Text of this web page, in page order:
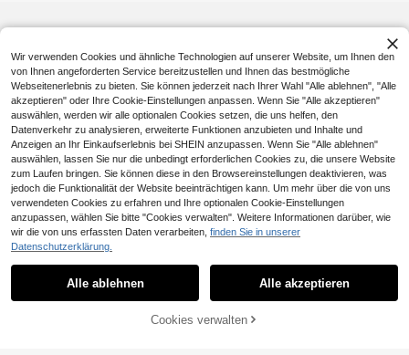
JETZT EINKAUFEN
Wir verwenden Cookies und ähnliche Technologien auf unserer Website, um Ihnen den
von Ihnen angeforderten Service bereitzustellen und Ihnen das bestmögliche
Webseitenerlebnis zu bieten. Sie können jederzeit nach Ihrer Wahl "Alle ablehnen", "Alle
akzeptieren" oder Ihre Cookie-Einstellungen anpassen. Wenn Sie "Alle akzeptieren"
auswählen, werden wir alle optionalen Cookies setzen, die uns helfen, den
Datenverkehr zu analysieren, erweiterte Funktionen anzubieten und Inhalte und
Anzeigen an Ihr Einkaufserlebnis bei SHEIN anzupassen. Wenn Sie "Alle ablehnen"
auswählen, lassen Sie nur die unbedingt erforderlichen Cookies zu, die unsere Website
zum Laufen bringen. Sie können diese in den Browsereinstellungen deaktivieren, was
jedoch die Funktionalität der Website beeinträchtigen kann. Um mehr über die von uns
verwendeten Cookies zu erfahren und Ihre optionalen Cookie-Einstellungen
anzupassen, wählen Sie bitte "Cookies verwalten". Weitere Informationen darüber, wie
wir die von uns erfassten Daten verarbeiten, finden Sie in unserer
Datenschutzerklärung.
Alle ablehnen Alle akzeptieren
Cookies verwalten